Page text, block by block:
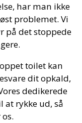
har man ikke
problemet. Vi
på det stoppede
toilet kan
dit opkald,
dedikerede
at rykke ud, så